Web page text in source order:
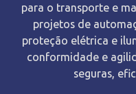
para o transporte e
projetos de
proteção elétrica e
conformidade e
seguras,